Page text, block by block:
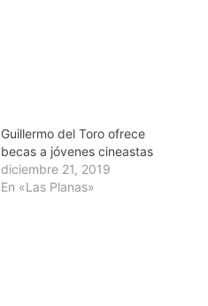
Guillermo del Toro ofrece
becas a jóvenes cineastas
diciembre 21, 2019
En «Las Planas»